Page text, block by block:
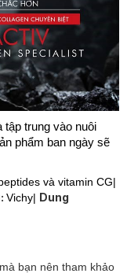
tập trung vào nuôi
phẩm ban ngày sẽ
và vitamin CG|
Vichy| Dung
bạn nên tham khảo